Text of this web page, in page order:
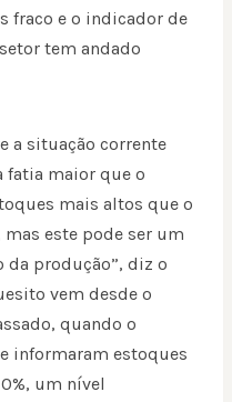
fraco e o indicador de
tem andado
a situação corrente
fatia maior que o
mais altos que o
mas este pode ser um
da produção”, diz o
vem desde o
quando o
informaram estoques
um nível